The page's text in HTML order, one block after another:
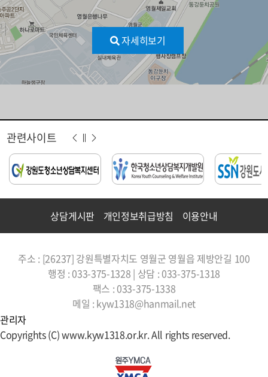
자세히보기
관련사이트
상담게시판 개인정보취급방침 이용안내
주소 : [26237] 강원특별자치도 영월군 영월읍 제방안길 100
행정 : 033-375-1328 | 상담 : 033-375-1318
팩스 : 033-375-1338
메일 : kyw1318@hanmail.net
관리자
Copyrights (C) www.kyw1318.or.kr. All rights reserved.